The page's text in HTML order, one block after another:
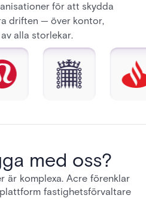
för att skydda
driften — över kontor,
alla storlekar.
med oss?
är komplexa. Acre förenklar
fastighetsförvaltare